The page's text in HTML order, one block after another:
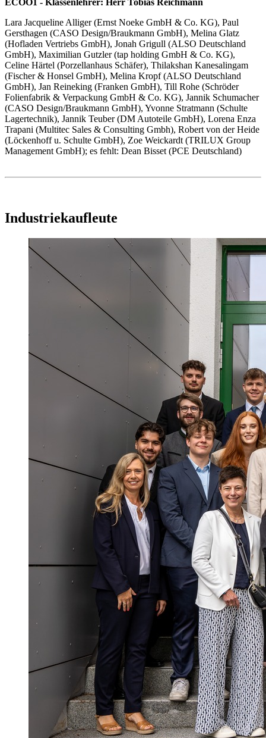
ECOO1 - Klassenlehrer: Herr Tobias Reichmann
Lara Jacqueline Alliger (Ernst Noeke GmbH & Co. KG), Paul
Gersthagen (CASO Design/Braukmann GmbH), Melina Glatz
(Hofladen Vertriebs GmbH), Jonah Grigull (ALSO Deutschland
GmbH), Maximilian Gutzler (tap holding GmbH & Co. KG),
Celine Härtel (Porzellanhaus Schäfer), Thilakshan Kanesalingam
(Fischer & Honsel GmbH), Melina Kropf (ALSO Deutschland
GmbH), Jan Reineking (Franken GmbH), Till Rohe (Schröder
Folienfabrik & Verpackung GmbH & Co. KG), Jannik Schumacher
(CASO Design/Braukmann GmbH), Yvonne Stratmann (Schulte
Lagertechnik), Jannik Teuber (DM Autoteile GmbH), Lorena Enza
Trapani (Multitec Sales & Consulting Gmbh), Robert von der Heide
(Löckenhoff u. Schulte GmbH), Zoe Weickardt (TRILUX Group
Management GmbH); es fehlt: Dean Bisset (PCE Deutschland)
Industriekaufleute